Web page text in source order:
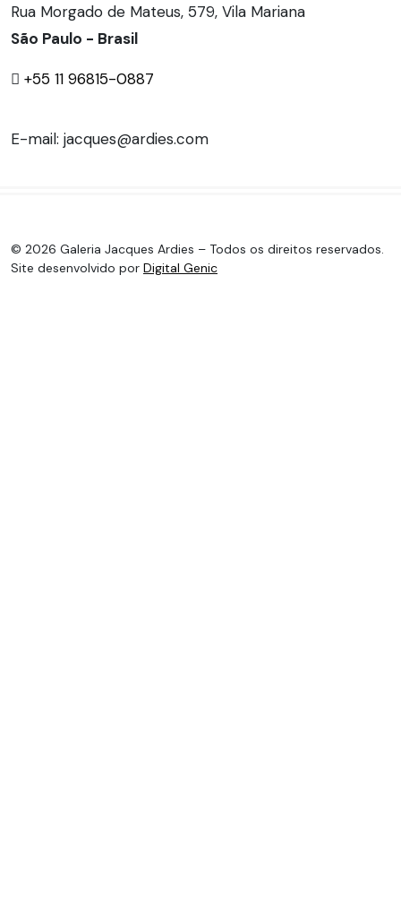
Rua Morgado de Mateus, 579, Vila Mariana
São Paulo - Brasil
+55 11 96815-0887
E-mail: jacques@ardies.com
© 2026 Galeria Jacques Ardies – Todos os direitos reservados.
Site desenvolvido por Digital Genic